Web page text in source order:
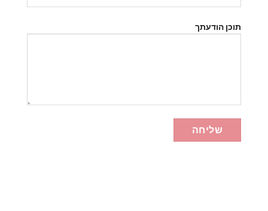
תוכן הודעתך